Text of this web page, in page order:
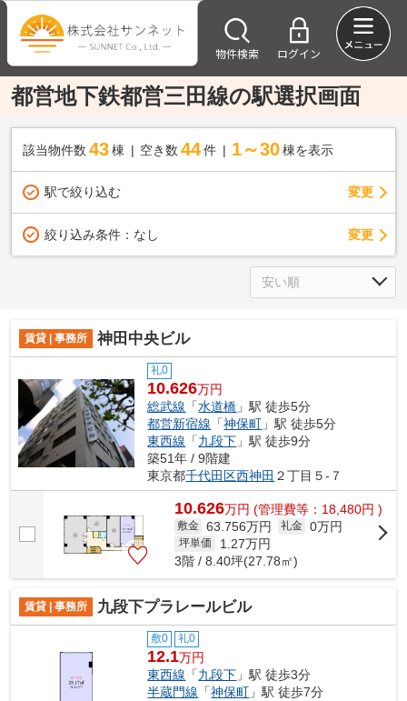
物件検索 ログイン
都営地下鉄都営三田線の駅選択画面
該当物件数 43棟 空き数 44 件 1～30 棟を表示
駅で絞り込む 変更
絞り込み条件： なし 変更
賃貸 | 事務所 神田中央ビル
礼0
10.626万円
総武線 「水道橋 」駅 徒歩5分
都営新宿線 「神保町 」駅 徒歩5分
東西線 「九段下 」駅 徒歩9分
築51年 / 9階建
東京都千代田区西神田 ２丁目５-７
10.626万円 (管理費等：18,480円 )
敷金 63.756万円 礼金 0万円
坪単価 1.27万円
3階 / 8.40坪(27.78㎡)
賃貸 | 事務所 九段下プラレールビル
敷0 礼0
12.1万円
東西線 「九段下 」駅 徒歩3分
半蔵門線 「神保町 」駅 徒歩7分